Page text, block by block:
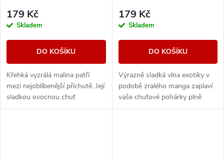
179 Kč
Skladem
DO KOŠÍKU
Křehká vyzrálá malina patří
mezi nejoblíbenější příchutě. Její
sladkou ovocnou chuť
perfektně dokreslují kyselé
179 Kč
Skladem
DO KOŠÍKU
Výrazně sladká vlna exotiky v
podobě zralého manga zaplaví
vaše chuťové pohárky plně
ovocnou příchutí.